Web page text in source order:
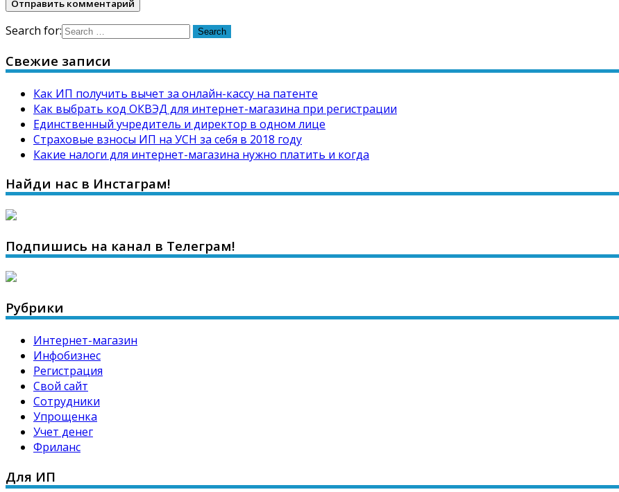
Search for:
Свежие записи
Как ИП получить вычет за онлайн-кассу на патенте
Как выбрать код ОКВЭД для интернет-магазина при регистрации
Единственный учредитель и директор в одном лице
Страховые взносы ИП на УСН за себя в 2018 году
Какие налоги для интернет-магазина нужно платить и когда
Найди нас в Инстаграм!
Подпишись на канал в Телеграм!
Рубрики
Интернет-магазин
Инфобизнес
Регистрация
Свой сайт
Сотрудники
Упрощенка
Учет денег
Фриланс
Для ИП